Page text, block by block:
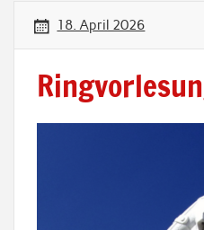
18. April 2026